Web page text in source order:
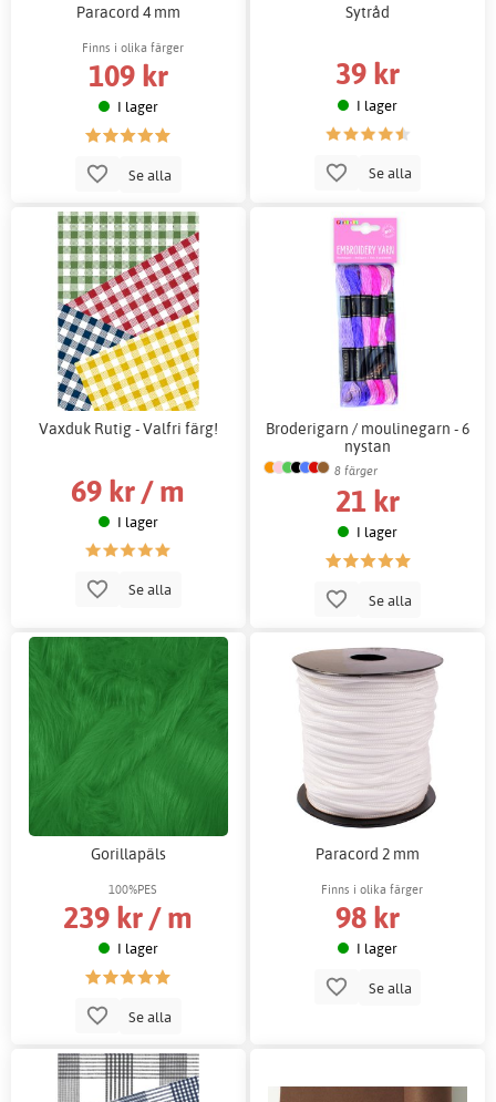
Paracord 4 mm
Finns i olika färger
109 kr
I lager
Se alla
Sytråd
39 kr
I lager
Se alla
Vaxduk Rutig - Valfri färg!
69 kr / m
I lager
Se alla
Broderigarn / moulinegarn - 6
nystan
8 färger
21 kr
I lager
Se alla
Gorillapäls
100%PES
239 kr / m
I lager
Se alla
Paracord 2 mm
Finns i olika färger
98 kr
I lager
Se alla